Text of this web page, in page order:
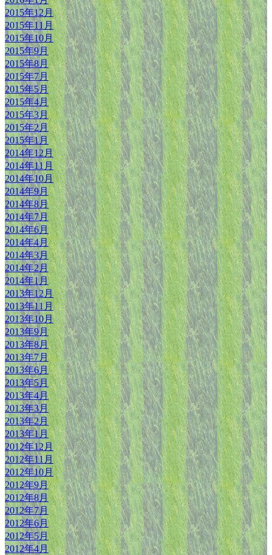
2015年12月
2015年11月
2015年10月
2015年9月
2015年8月
2015年7月
2015年5月
2015年4月
2015年3月
2015年2月
2015年1月
2014年12月
2014年11月
2014年10月
2014年9月
2014年8月
2014年7月
2014年6月
2014年4月
2014年3月
2014年2月
2014年1月
2013年12月
2013年11月
2013年10月
2013年9月
2013年8月
2013年7月
2013年6月
2013年5月
2013年4月
2013年3月
2013年2月
2013年1月
2012年12月
2012年11月
2012年10月
2012年9月
2012年8月
2012年7月
2012年6月
2012年5月
2012年4月